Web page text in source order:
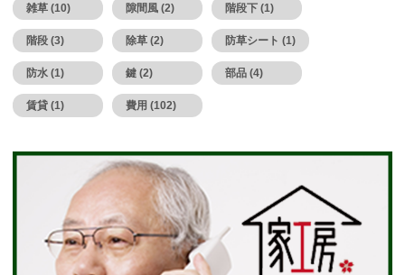
雑草 (10) 隙間風 (2) 階段下 (1)
階段 (3) 除草 (2) 防草シート (1)
防水 (1) 鍵 (2) 部品 (4)
賃貸 (1) 費用 (102)